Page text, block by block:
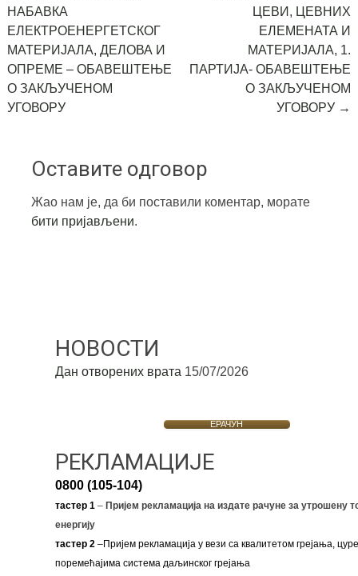
navigation
НАБАВКА
ЕЛЕКТРОЕНЕРГЕТСКОГ
МАТЕРИЈАЛА, ДЕЛОВА И
ОПРЕМЕ – ОБАВЕШТЕЊЕ
О ЗАКЉУЧЕНОМ
УГОВОРУ
ЦЕВИ, ЦЕВНИХ
ЕЛЕМЕНАТА И
МАТЕРИЈАЛА, 1.
ПАРТИЈА- ОБАВЕШТЕЊЕ
О ЗАКЉУЧЕНОМ
УГОВОРУ →
Оставите одговор
Жао нам је, да би поставили коментар, морате
бити пријављени.
НОВОСТИ
Дан отворених врата 15/07/2026
ЕРАЧУН
РЕКЛАМАЦИЈЕ
0800 (105-104)
тастер 1–Пријем рекламација на издате рачуне за утрошену
енергију
тастер 2–Пријем рекламација у вези са квалитетом грејања,
поремећајима система даљинског грејања